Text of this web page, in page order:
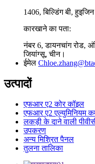
1406, बिल्डिंग बी,
कारखाने का पता:
नंबर 6, डायनचांग रोड,
जियांग्सू, चीन।
ईमेल
उत्पादों
एफआर ए2 कोर कॉइल
एफआर ए2 एल्युमिनियम
लकड़ी के दाने वाली
उपकरण
अन्य मिश्रित पैनल
तुलना तालिका